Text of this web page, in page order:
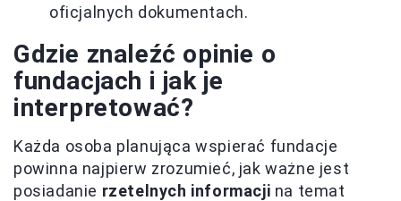
oficjalnych dokumentach.
Gdzie znaleźć opinie o
fundacjach i jak je
interpretować?
Każda osoba planująca wspierać fundacje
powinna najpierw zrozumieć, jak ważne jest
posiadanie rzetelnych informacji na temat